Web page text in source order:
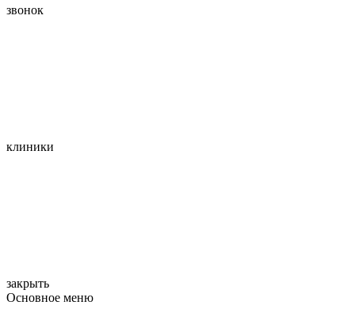
звонок
клиники
закрыть
Основное меню